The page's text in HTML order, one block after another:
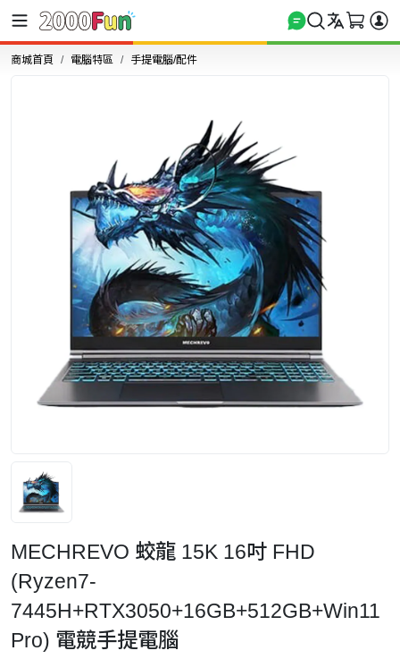
商城首頁 電腦特區 手提電腦/配件
MECHREVO 蛟龍 15K 16吋 FHD
(Ryzen7-
7445H+RTX3050+16GB+512GB+Win11
Pro) 電競手提電腦